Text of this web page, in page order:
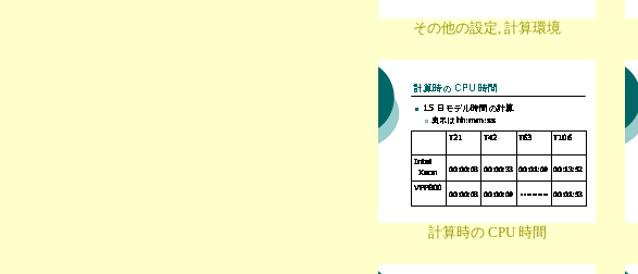
その他の設定, 計算環境
計算時の CPU 時間